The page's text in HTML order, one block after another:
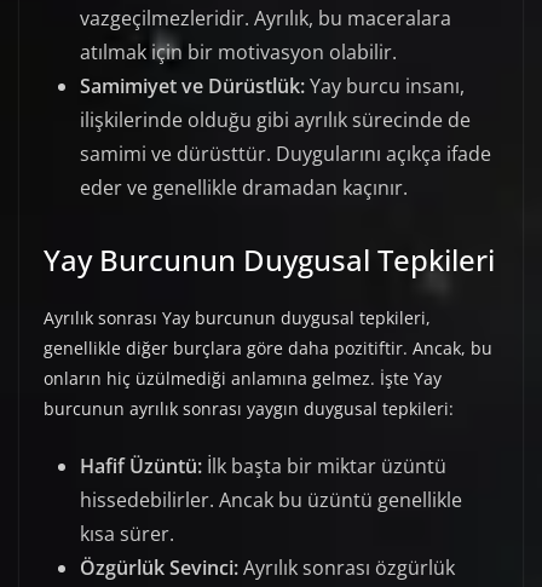
vazgeçilmezleridir. Ayrılık, bu maceralara
atılmak için bir motivasyon olabilir.
Samimiyet ve Dürüstlük:Yay burcu insanı,
ilişkilerinde olduğu gibi ayrılık sürecinde de
samimi ve dürüsttür. Duygularını açıkça ifade
eder ve genellikle dramadan kaçınır.
Yay Burcunun Duygusal Tepkileri
Ayrılık sonrası Yay burcunun duygusal tepkileri,
genellikle diğer burçlara göre daha pozitiftir. Ancak, bu
onların hiç üzülmediği anlamına gelmez. İşte Yay
burcunun ayrılık sonrası yaygın duygusal tepkileri:
Hafif Üzüntü: İlk başta bir miktar üzüntü
hissedebilirler. Ancak bu üzüntü genellikle
kısa sürer.
Özgürlük Sevinci:Ayrılık sonrası özgürlük